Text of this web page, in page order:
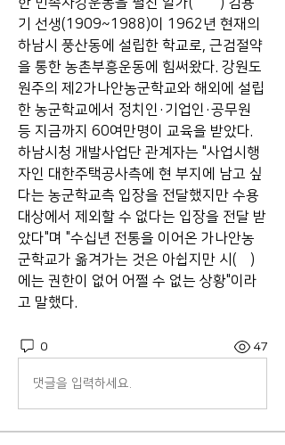
기 선생(1909~1988)이 1962년 현재의
하남시 풍산동에 설립한 학교로, 근검절약
을 통한 농촌부흥운동에 힘써왔다. 강원도
원주의 제2가나안농군학교와 해외에 설립
한 농군학교에서 정치인·기업인·공무원
등 지금까지 60여만명이 교육을 받았다.
하남시청 개발사업단 관계자는 "사업시행
자인 대한주택공사측에 현 부지에 남고 싶
다는 농군학교측 입장을 전달했지만 수용
대상에서 제외할 수 없다는 입장을 전달 받
았다"며 "수십년 전통을 이어온 가나안농
군학교가 옮겨가는 것은 아쉽지만 시(市)
에는 권한이 없어 어쩔 수 없는 상황"이라
고 말했다.
0 47
댓글을 입력하세요.